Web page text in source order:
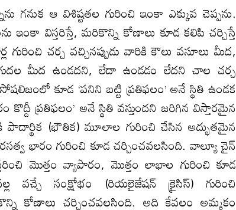
ఆ విశిష్టతల గురించి ఇంకా ఎక్కువ చెప్పను.
విస్తరిస్తే, మరికొన్ని కోణాలు కూడ కలిపి చర్చిస్తే
చర్చ వచ్చినప్పుడు వారికి కౌలు వసూలు మీద,
మీద ఉండదని, లేదా ఉండడం లేదని చాల చర్చ
కూడ ‘పనిని బట్టి ప్రతిఫలం’ అనే స్థితి ఉండక
ప్రతిఫలం’ అనే స్థితి వస్తుందని జరిగిన విస్తారమైన
(భౌతిక) మూలాల గురించి చేసిన అద్భుతమైన
భారం గురించి కూడ చర్చించవలసింది. వాల్యూ చైన్
మొత్తం వ్యాపారం, మొత్తం లాభాల గురించి కూడ
వచ్చే సంక్షోభం (రియలైజేషన్ క్రైసిస్) గురించి
కొన్ని కోణాలు చర్చించవలసింది. అది కేవలం అమ్మకం